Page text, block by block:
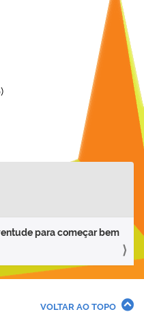
para começar bem
VOLTAR AO TOPO